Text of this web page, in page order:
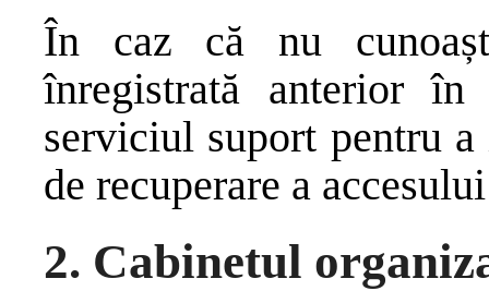
În caz că nu
înregistrată anterior
serviciul suport pentru
de recuperare a
2. Cabinetul